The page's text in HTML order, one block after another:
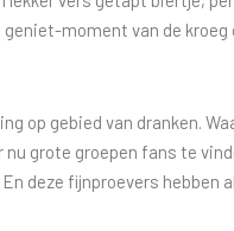
moment van de
op gebied van dranken.
grote groepen fans te
deze fijnproevers hebben